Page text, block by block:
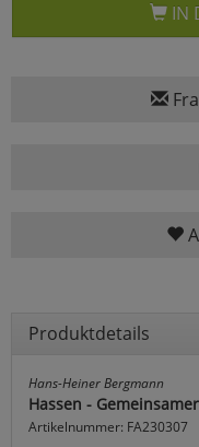
IN
Produktdetails
Hans-Heiner Bergmann
Hassen -
Artikelnummer: FA230307